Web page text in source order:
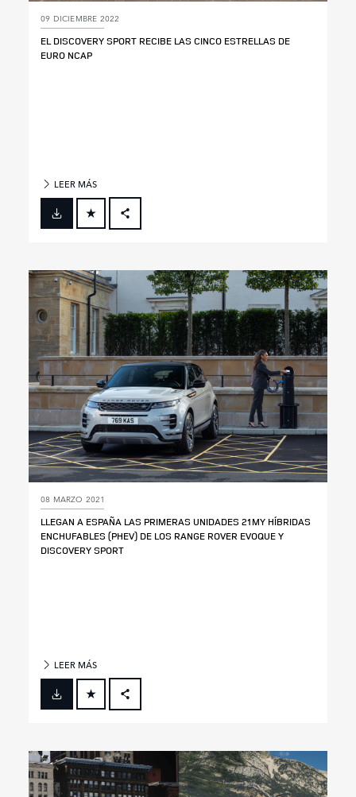
09 DICIEMBRE 2022
EL DISCOVERY SPORT RECIBE LAS CINCO ESTRELLAS DE
EURO NCAP
LEER MÁS
FACEBOOK
LINKEDIN
SHARE
08 MARZO 2021
LLEGAN A ESPAÑA LAS PRIMERAS UNIDADES 21MY HÍBRIDAS
ENCHUFABLES (PHEV) DE LOS RANGE ROVER EVOQUE Y
DISCOVERY SPORT
LEER MÁS
FACEBOOK
LINKEDIN
SHARE